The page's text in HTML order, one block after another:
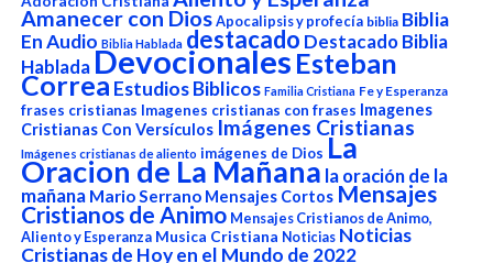
Amanecer con Dios Apocalipsis y profecía biblia Biblia
En Audio Biblia Hablada destacado Destacado Biblia
HabladaDevocionalesEsteban
Correa Estudios Biblicos Familia Cristiana Fe y Esperanza
frases cristianas Imagenes cristianas con frases Imagenes
Cristianas Con Versículos Imágenes Cristianas
Imágenes cristianas de aliento imágenes de Dios La
Oracion de La Mañana la oración de la
mañana Mario Serrano Mensajes Cortos Mensajes
Cristianos de Animo Mensajes Cristianos de Animo,
Aliento y Esperanza Musica Cristiana Noticias Noticias
Cristianas de Hoy en el Mundo de 2022